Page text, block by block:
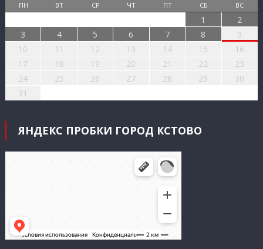
ПН ВТ СР ЧТ ПТ СБ ВС
1
2
3
4 5 6 7 8
9
10
11 12 13 14 15
16
17
18 19 20 21 22
23
24
25 26 27 28 29
30
31
ЯНДЕКС ПРОБКИ ГОРОД КСТОВО